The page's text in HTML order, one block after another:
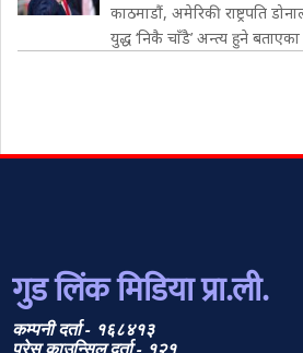
काठमाडौं, अमेरिकी राष्ट्रपति
युद्ध ‘निकै चाँडै’ अन्त्य हुने
गुड लिंक मिडिया प्रा.ली.
कम्पनी दर्ता - १६८४१३